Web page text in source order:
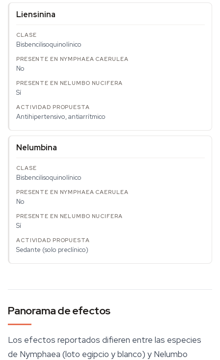
Liensinina
Bisbencilisoquinolínico
No
Sí
Antihipertensivo, antiarrítmico
Nelumbina
Bisbencilisoquinolínico
No
Sí
Sedante (solo preclínico)
Panorama de efectos
Los efectos reportados difieren entre las especies
de Nymphaea (loto egipcio y blanco) y Nelumbo